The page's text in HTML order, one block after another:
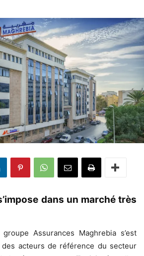
dans un marché très
Assurances Maghrebia s’est
des acteurs de référence du secteur